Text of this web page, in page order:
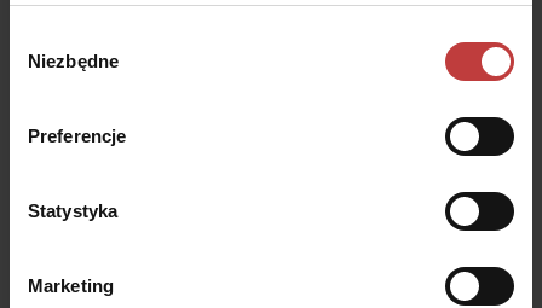
zgody
Niezbędne
Preferencje
Statystyka
Marketing
Jak wybrać mieszkanie
dopasowane do potrzeb rodziny?